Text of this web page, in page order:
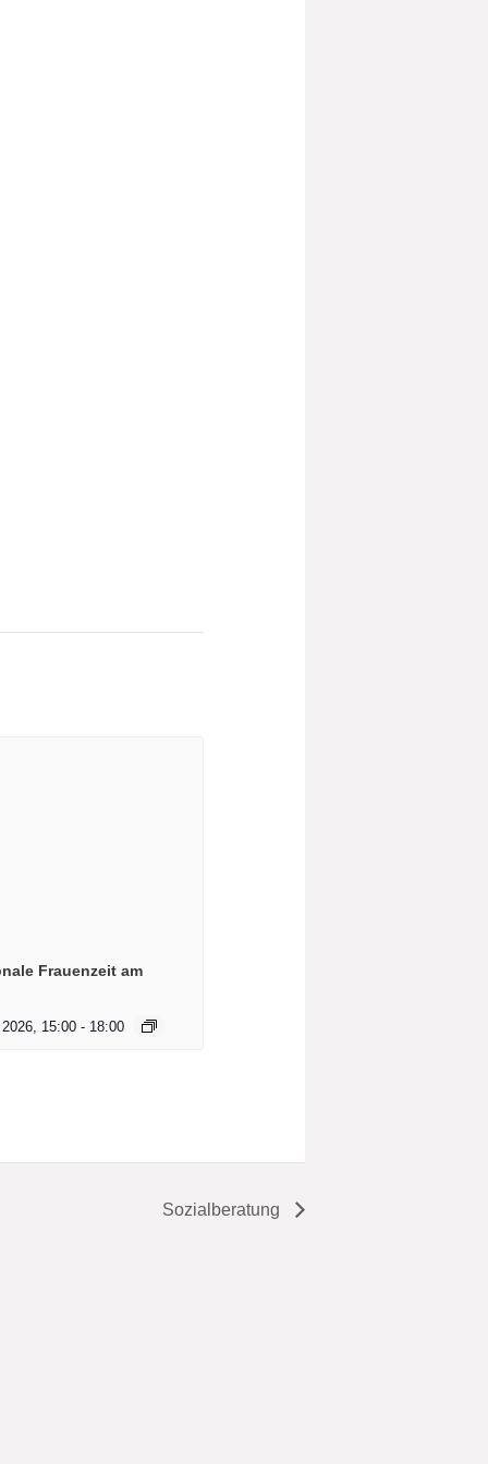
Frauenzeit am
15:00 - 18:00
Sozialberatung